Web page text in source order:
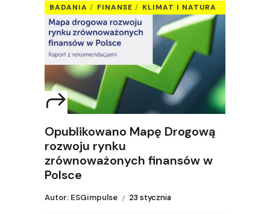
BADANIA FINANSE KLIMAT I NATURA
Opublikowano Mapę Drogową
rozwoju rynku
zrównoważonych finansów w
Polsce
Autor: ESGimpulse 23 stycznia